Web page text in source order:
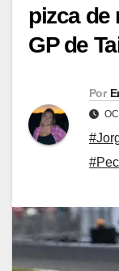
pizca de
GP de
Por